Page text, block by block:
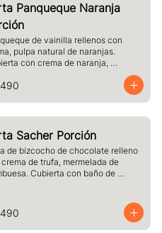
Panqueque Naranja
de vainilla rellenos con
pulpa natural de naranjas.
con crema de naranja,
Sacher Porción
de bizcocho de chocolate relleno
de trufa, mermelada de
Cubierta con baño de